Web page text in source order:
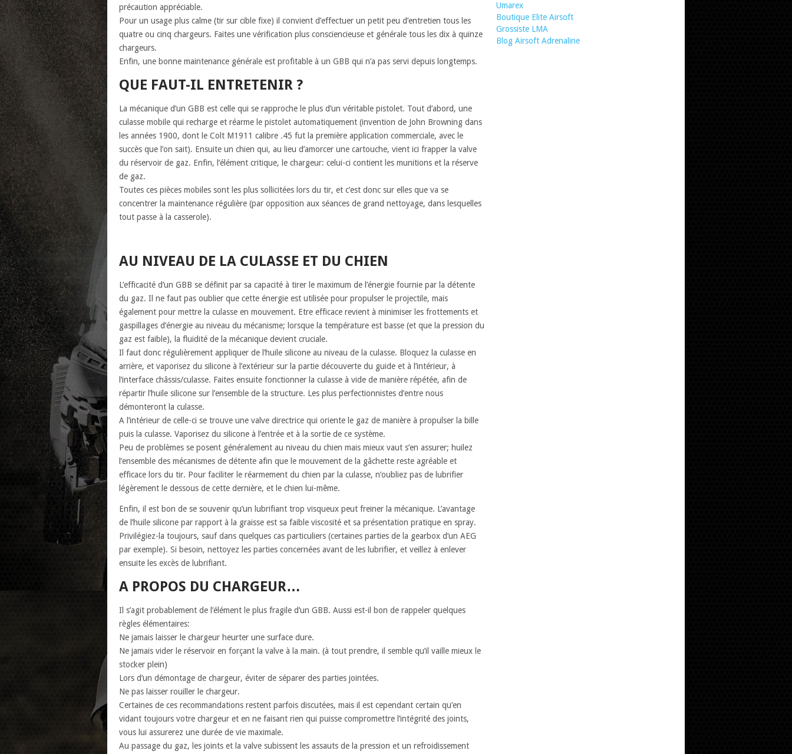
précaution appréciable.
Pour un usage plus calme (tir sur cible fixe) il convient d’effectuer un petit peu d’entretien tous les
quatre ou cinq chargeurs. Faites une vérification plus consciencieuse et générale tous les dix à quinze
chargeurs.
Enfin, une bonne maintenance générale est profitable à un GBB qui n’a pas servi depuis longtemps.
QUE FAUT-IL ENTRETENIR ?
La mécanique d’un GBB est celle qui se rapproche le plus d’un véritable pistolet. Tout d’abord, une
culasse mobile qui recharge et réarme le pistolet automatiquement (invention de John Browning dans
les années 1900, dont le Colt M1911 calibre .45 fut la première application commerciale, avec le
succès que l’on sait). Ensuite un chien qui, au lieu d’amorcer une cartouche, vient ici frapper la valve
du réservoir de gaz. Enfin, l’élément critique, le chargeur: celui-ci contient les munitions et la réserve
de gaz.
Toutes ces pièces mobiles sont les plus sollicitées lors du tir, et c’est donc sur elles que va se
concentrer la maintenance régulière (par opposition aux séances de grand nettoyage, dans lesquelles
tout passe à la casserole).
AU NIVEAU DE LA CULASSE ET DU CHIEN
L’efficacité d’un GBB se définit par sa capacité à tirer le maximum de l’énergie fournie par la détente
du gaz. Il ne faut pas oublier que cette énergie est utilisée pour propulser le projectile, mais
également pour mettre la culasse en mouvement. Etre efficace revient à minimiser les frottements et
gaspillages d’énergie au niveau du mécanisme; lorsque la température est basse (et que la pression du
gaz est faible), la fluidité de la mécanique devient cruciale.
Il faut donc régulièrement appliquer de l’huile silicone au niveau de la culasse. Bloquez la culasse en
arrière, et vaporisez du silicone à l’extérieur sur la partie découverte du guide et à l’intérieur, à
l’interface châssis/culasse. Faites ensuite fonctionner la culasse à vide de manière répétée, afin de
répartir l’huile silicone sur l’ensemble de la structure. Les plus perfectionnistes d’entre nous
démonteront la culasse.
A l’intérieur de celle-ci se trouve une valve directrice qui oriente le gaz de manière à propulser la bille
puis la culasse. Vaporisez du silicone à l’entrée et à la sortie de ce système.
Peu de problèmes se posent généralement au niveau du chien mais mieux vaut s’en assurer; huilez
l’ensemble des mécanismes de détente afin que le mouvement de la gâchette reste agréable et
efficace lors du tir. Pour faciliter le réarmement du chien par la culasse, n’oubliez pas de lubrifier
légèrement le dessous de cette dernière, et le chien lui-même.
Enfin, il est bon de se souvenir qu’un lubrifiant trop visqueux peut freiner la mécanique. L’avantage
de l’huile silicone par rapport à la graisse est sa faible viscosité et sa présentation pratique en spray.
Privilégiez-la toujours, sauf dans quelques cas particuliers (certaines parties de la gearbox d’un AEG
par exemple). Si besoin, nettoyez les parties concernées avant de les lubrifier, et veillez à enlever
ensuite les excès de lubrifiant.
A PROPOS DU CHARGEUR…
Il s’agit probablement de l’élément le plus fragile d’un GBB. Aussi est-il bon de rappeler quelques
règles élémentaires:
Ne jamais laisser le chargeur heurter une surface dure.
Ne jamais vider le réservoir en forçant la valve à la main. (à tout prendre, il semble qu’il vaille mieux le
stocker plein)
Lors d’un démontage de chargeur, éviter de séparer des parties jointées.
Ne pas laisser rouiller le chargeur.
Certaines de ces recommandations restent parfois discutées, mais il est cependant certain qu’en
vidant toujours votre chargeur et en ne faisant rien qui puisse compromettre l’intégrité des joints,
vous lui assurerez une durée de vie maximale.
Au passage du gaz, les joints et la valve subissent les assauts de la pression et un refroidissement
Umarex
Boutique Elite Airsoft
Grossiste LMA
Blog Airsoft Adrenaline